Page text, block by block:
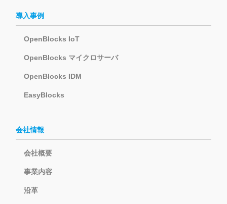
導入事例
OpenBlocks IoT
OpenBlocks マイクロサーバ
OpenBlocks IDM
EasyBlocks
会社情報
会社概要
事業内容
沿革